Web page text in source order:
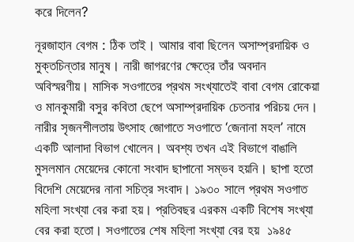
করে দিলেন?
নূরজাহান বেগম : ঠিক তাই। আমার বাবা ছিলেন অসাম্প্রদায়িক ও
মুক্তচিন্তার মানুষ। নারী জাগরণের ক্ষেত্রে তাঁর অবদান
অবিস্মরণীয়। মাসিক সওগাতের প্রথম সংখ্যাতেই বাবা বেগম রোকেয়া
ও মানকুমারী বসুর কবিতা ছেপে অসাম্প্রদায়িক চেতনার পরিচয় দেন।
নারীর সৃজনশীলতায় উৎসাহ জোগাতে সওগাতে ‘জেনানা মহল’ নামে
একটি আলাদা বিভাগ খোলেন। অবশ্য তখন এই বিভাগে বাঙালি
মুসলমান মেয়েদের কোনো সংবাদ ছাপানো সম্ভব হয়নি। ছাপা হতো
বিদেশি মেয়েদের নানা সচিত্র সংবাদ। ১৯৩০ সালে প্রথম সওগাত
মহিলা সংখ্যা বের করা হয়। প্রতিবছর এরকম একটি বিশেষ সংখ্যা
বের করা হতো। সওগাতের শেষ মহিলা সংখ্যা বের হয় ১৯৪৫